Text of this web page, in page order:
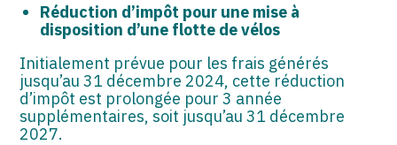
Réduction d’impôt pour une mise à
disposition d’une flotte de vélos
Initialement prévue pour les frais générés
jusqu’au 31 décembre 2024, cette réduction
d’impôt est prolongée pour 3 année
supplémentaires, soit jusqu’au 31 décembre
2027.